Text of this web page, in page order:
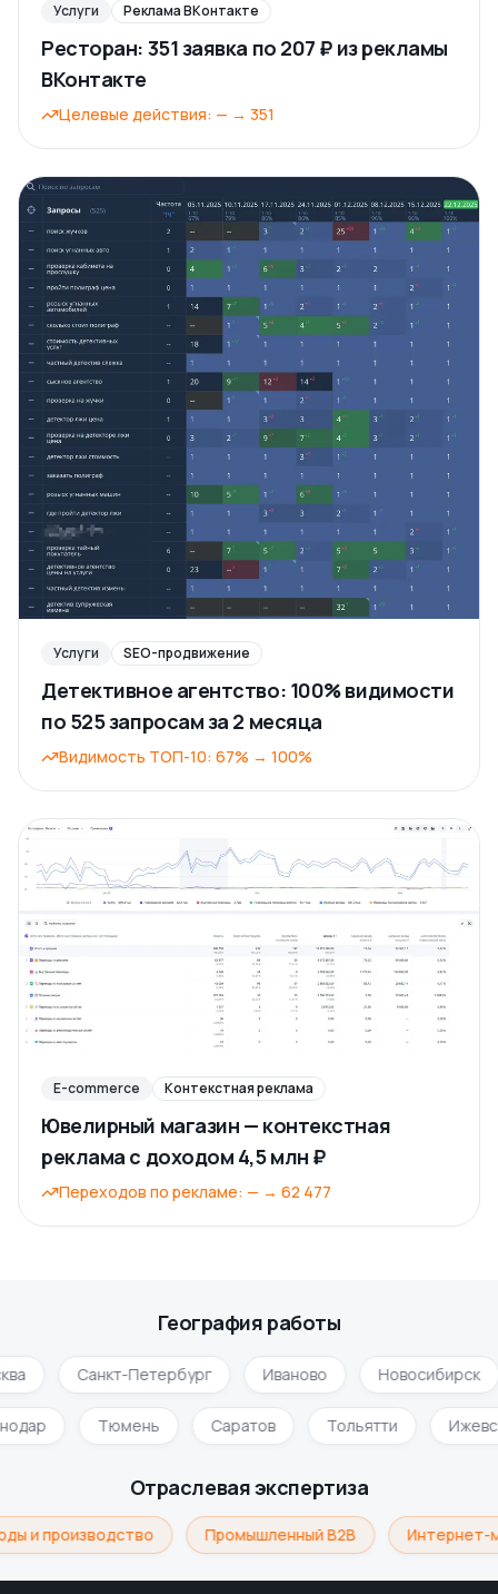
Услуги Реклама ВКонтакте
Ресторан: 351 заявка по 207 ₽ из рекламы
ВКонтакте
Целевые действия: — → 351
Услуги SEO-продвижение
Детективное агентство: 100% видимости
по 525 запросам за 2 месяца
Видимость ТОП-10: 67% → 100%
E-commerce Контекстная реклама
Ювелирный магазин — контекстная
реклама с доходом 4,5 млн ₽
Переходов по рекламе: — → 62 477
География работы
Санкт-Петербург Иваново Новосибирск
Тюмень Саратов Тольятти
Отраслевая экспертиза
и производство Промышленный B2B Интернет-